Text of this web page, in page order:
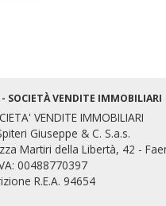
- SOCIETÀ VENDITE IMMOBILIARI
VENDITE IMMOBILIARI
Giuseppe & C. S.a.s.
Martiri della Libertà, 42 -
00488770397
R.E.A. 94654